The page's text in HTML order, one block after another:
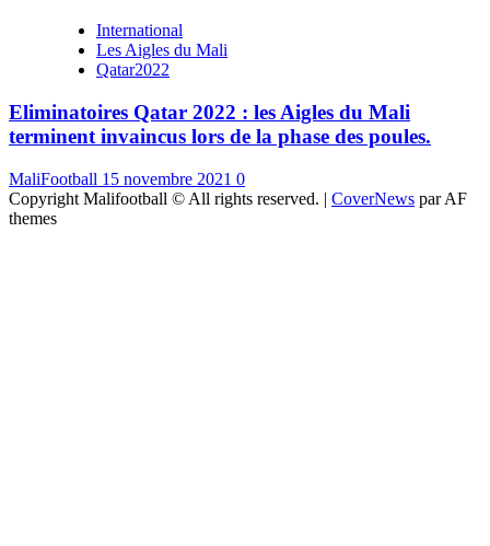
International
Les Aigles du Mali
Qatar2022
Eliminatoires Qatar 2022 : les Aigles du Mali
terminent invaincus lors de la phase des poules.
MaliFootball 15 novembre 2021 0
Copyright Malifootball © All rights reserved. | CoverNews par AF
themes